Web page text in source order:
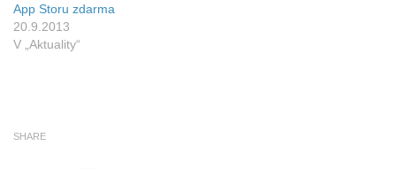
App Storu zdarma
20.9.2013
V „Aktuality“
SHARE